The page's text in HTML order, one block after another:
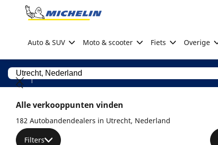
Go to page content
Auto & SUV Moto & scooter Fiets Overige
Alle verkooppunten vinden
182 Autobandendealers in Utrecht, Nederland
Filters